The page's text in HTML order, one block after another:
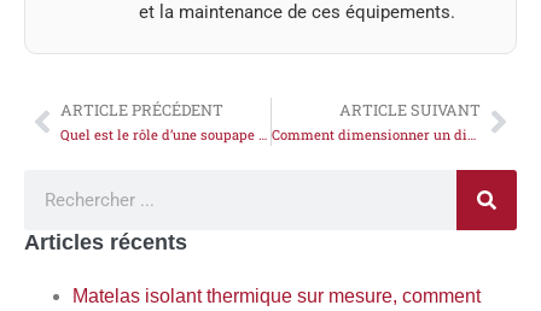
et la maintenance de ces équipements.
ARTICLE PRÉCÉDENT
Quel est le rôle d’une soupape différentielle dans le stockage des fluides?
ARTICLE SUIVANT
Comment dimensionner un disque de rupture pour respecter les normes de sécurité ?
Articles récents
Matelas isolant thermique sur mesure, comment